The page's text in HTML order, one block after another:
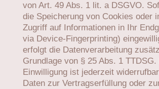
von Art. 49 Abs. 1 lit. a DSGVO.
die Speicherung von Cookies oder
Zugriff auf Informationen in Ihr
via Device-Fingerprinting)
erfolgt die Datenverarbeitung
Grundlage von § 25 Abs. 1 TTDSG.
Einwilligung ist jederzeit
Daten zur Vertragserfüllung oder